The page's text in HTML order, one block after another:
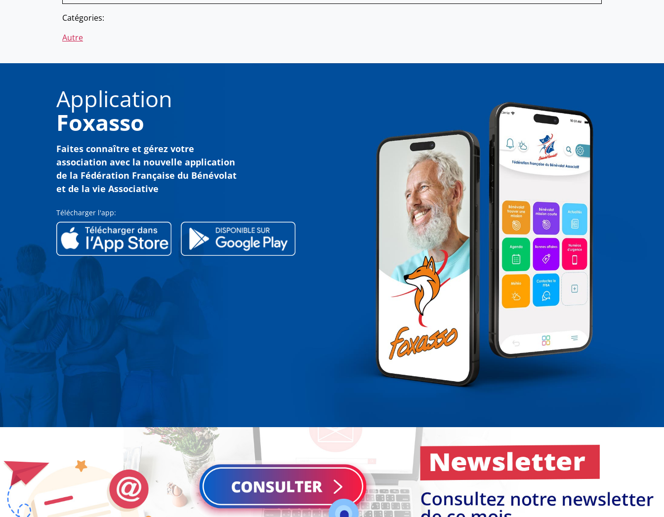
Catégories:
Autre
Application
Foxasso
Faites connaître et gérez votre
association avec la nouvelle application
de la Fédération Française du Bénévolat
et de la vie Associative
Télécharger l'app: